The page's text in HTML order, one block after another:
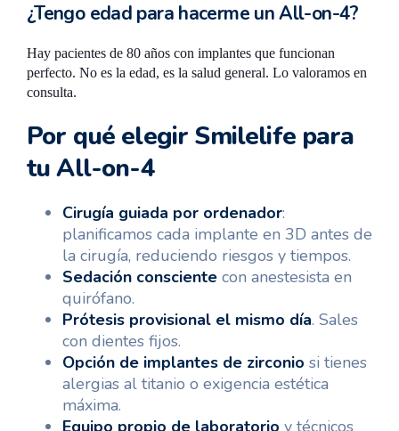
¿Tengo edad para hacerme un All-on-4?
Hay pacientes de 80 años con implantes que funcionan
perfecto. No es la edad, es la salud general. Lo valoramos en
consulta.
Por qué elegir Smilelife para
tu All-on-4
Cirugía guiada por ordenador:
planificamos cada implante en 3D antes de
la cirugía, reduciendo riesgos y tiempos.
Sedación consciente con anestesista en
quirófano.
Prótesis provisional el mismo día. Sales
con dientes fijos.
Opción de implantes de zirconio si tienes
alergias al titanio o exigencia estética
máxima.
Equipo propio de laboratorio y técnicos